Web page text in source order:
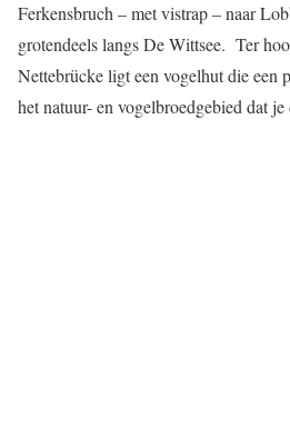
Ferkensbruch – met vistrap – naar
grotendeels langs De Wittsee. Ter
Nettebrücke ligt een vogelhut die een
het natuur- en vogelbroedgebied dat